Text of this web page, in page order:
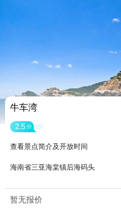
牛车湾
2.5 分
查看景点简介及开放时间
海南省三亚海棠镇后海码头
暂无报价